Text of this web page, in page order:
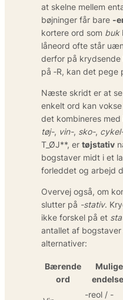
at skelne mellem
bøjninger får bare -
kortere ord som buk
låneord ofte står
derfor på
på ‑R, kan det pege
Næste skridt er at
enkelt ord kan
det kombineres
tøj-, vin-, sko-,
T_ØJ**, er tøjstativ
bogstaver midt i et
forleddet og arbejd
Overvej også, om
slutter på -stativ.
ikke forskel på et
antallet af
alternativer:
Bærende
ord
Mulige
-reol / -